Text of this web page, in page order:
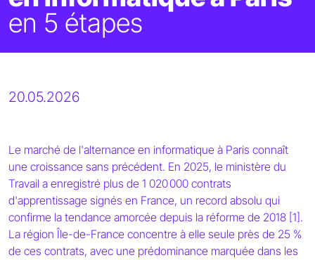
en 5 étapes
20.05.2026
Le marché de l'alternance en informatique à Paris connaît
une croissance sans précédent. En 2025, le ministère du
Travail a enregistré plus de 1 020 000 contrats
d'apprentissage signés en France, un record absolu qui
confirme la tendance amorcée depuis la réforme de 2018 [1].
La région Île-de-France concentre à elle seule près de 25 %
de ces contrats, avec une prédominance marquée dans les